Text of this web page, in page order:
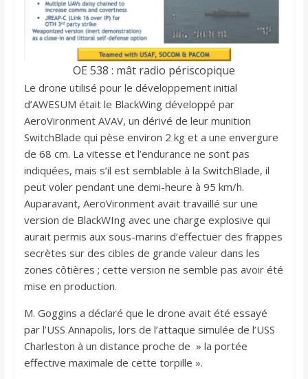
OE 538 : mât radio périscopique
Le drone utilisé pour le développement initial
d’AWESUM était le BlackWing développé par
AeroVironment AVAV, un dérivé de leur munition
SwitchBlade qui pèse environ 2 kg et a une envergure
de 68 cm. La vitesse et l’endurance ne sont pas
indiquées, mais s’il est semblable à la SwitchBlade, il
peut voler pendant une demi-heure à 95 km/h.
Auparavant, AeroVironment avait travaillé sur une
version de BlackWIng avec une charge explosive qui
aurait permis aux sous-marins d’effectuer des frappes
secrètes sur des cibles de grande valeur dans les
zones côtières ; cette version ne semble pas avoir été
mise en production.
M. Goggins a déclaré que le drone avait été essayé
par l’USS Annapolis, lors de l’attaque simulée de l’USS
Charleston à un distance proche de » la portée
effective maximale de cette torpille ».